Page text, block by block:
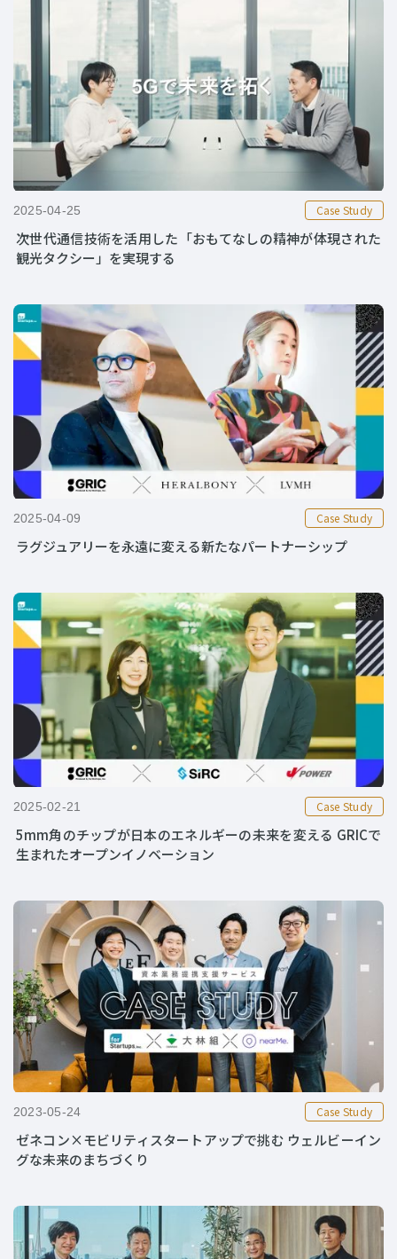
2025-04-25 Case Study
次世代通信技術を活用した「おもてなしの精神が体現された
観光タクシー」を実現する
2025-04-09 Case Study
ラグジュアリーを永遠に変える新たなパートナーシップ
2025-02-21 Case Study
5mm角のチップが日本のエネルギーの未来を変える GRICで
生まれたオープンイノベーション
2023-05-24 Case Study
ゼネコン×モビリティスタートアップで挑む ウェルビーイン
グな未来のまちづくり